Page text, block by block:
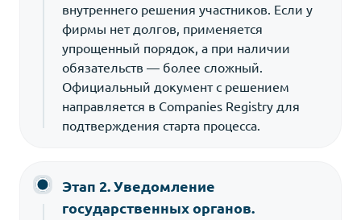
внутреннего решения участников. Если у
фирмы нет долгов, применяется
упрощенный порядок, а при наличии
обязательств — более сложный.
Официальный документ с решением
направляется в Companies Registry для
подтверждения старта процесса.
Этап 2. Уведомление
государственных органов.